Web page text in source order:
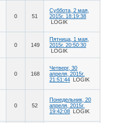
0 51
Суббота, 2 мая,
2015г. 18:19:38
LOGIK
0 149
Пятница, 1 мая,
2015г. 20:50:30
LOGIK
0 168
Четверг, 30
апреля, 2015г.
21:51:44 LOGIK
0 52
Понедельник, 20
апреля, 2015г.
19:42:08 LOGIK